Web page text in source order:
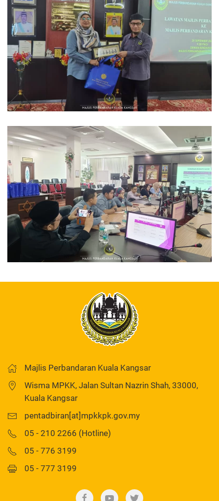
Majlis Perbandaran Kuala Kangsar
Wisma MPKK, Jalan Sultan Nazrin Shah, 33000,
Kuala Kangsar
pentadbiran[at]mpkkpk.gov.my
05 - 210 2266 (Hotline)
05 - 776 3199
05 - 777 3199